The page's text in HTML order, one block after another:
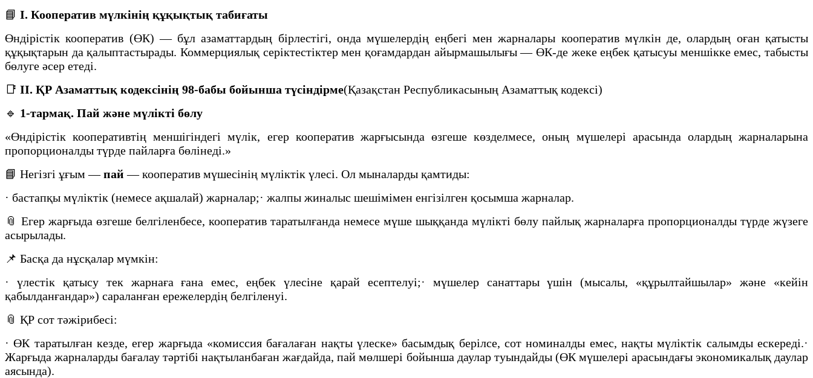
📘 I. Кооператив мүлкінің құқықтық табиғаты
Өндірістік кооператив (ӨК) — бұл азаматтардың бірлестігі, онда мүшелердің еңбегі мен жарналары кооператив мүлкін де, олардың оған қатысты
құқықтарын да қалыптастырады. Коммерциялық серіктестіктер мен қоғамдардан айырмашылығы — ӨК-де жеке еңбек қатысуы меншікке емес, табысты
бөлуге әсер етеді.
📑 II. ҚР Азаматтық кодексінің 98-бабы бойынша түсіндірме(Қазақстан Республикасының Азаматтық кодексі)
🔹 1-тармақ. Пай және мүлікті бөлу
«Өндірістік кооперативтің меншігіндегі мүлік, егер кооператив жарғысында өзгеше көзделмесе, оның мүшелері арасында олардың жарналарына
пропорционалды түрде пайларға бөлінеді.»
📘 Негізгі ұғым —пай — кооператив мүшесінің мүліктік үлесі. Ол мыналарды қамтиды:
· бастапқы мүліктік (немесе ақшалай) жарналар;· жалпы жиналыс шешімімен енгізілген қосымша жарналар.
📎 Егер жарғыда өзгеше белгіленбесе, кооператив таратылғанда немесе мүше шыққанда мүлікті бөлу пайлық жарналарға пропорционалды түрде жүзеге
асырылады.
📌 Басқа да нұсқалар мүмкін:
· үлестік қатысу тек жарнаға ғана емес, еңбек үлесіне қарай есептелуі;· мүшелер санаттары үшін (мысалы, «құрылтайшылар» және «кейін
қабылданғандар») сараланған ережелердің белгіленуі.
📎 ҚР сот тәжірибесі:
· ӨК таратылған кезде, егер жарғыда «комиссия бағалаған нақты үлеске» басымдық берілсе, сот номиналды емес, нақты мүліктік салымды ескереді.·
Жарғыда жарналарды бағалау тәртібі нақтыланбаған жағдайда, пай мөлшері бойынша даулар туындайды (ӨК мүшелері арасындағы экономикалық даулар
аясында).